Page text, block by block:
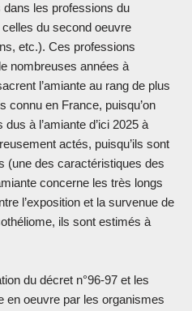
les professions du
du second oeuvre
etc.). Ces professions
nombreuses années à
l’amiante au rang de plus
connu en France, puisqu’on
à l’amiante d’ici 2025 à
actés, puisqu’ils sont
(une des caractéristiques des
concerne les très longs
l’exposition et la survenue de
ils sont estimés à
du décret n°96-97 et les
oeuvre par les organismes